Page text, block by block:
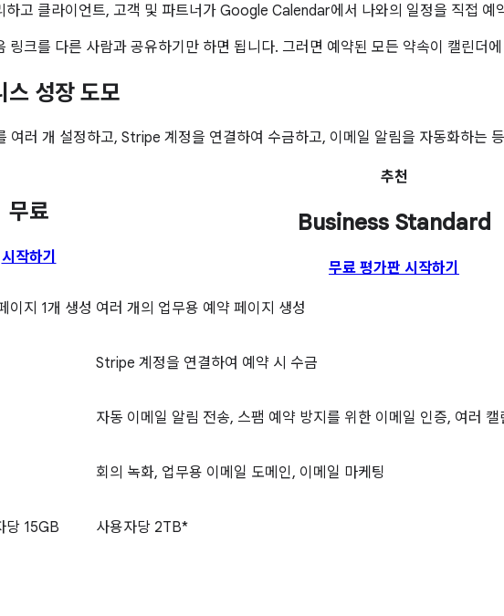
고 클라이언트, 고객 및 파트너가 Google Calendar에서 나와의 일정을 직접 예
크를 다른 사람과 공유하기만 하면 됩니다. 그러면 예약된 모든 약속이 캘린더
스 성장 도모
러 개 설정하고, Stripe 계정을 연결하여 수금하고, 이메일 알림을 자동화하는
무료
시작하기
추천
Business Standard
무료 평가판 시작하기
이지 1개 생성 여러 개의 업무용 예약 페이지 생성
Stripe 계정을 연결하여 예약 시 수금
자동 이메일 알림 전송, 스팸 예약 방지를 위한 이메일 인증, 여러
회의 녹화, 업무용 이메일 도메인, 이메일 마케팅
당 15GB 사용자당 2TB*